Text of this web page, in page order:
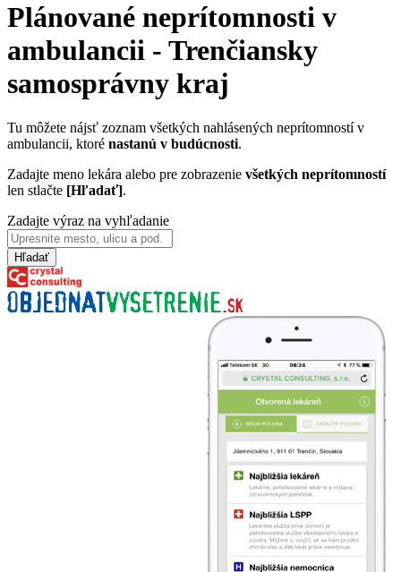
Plánované neprítomnosti v
ambulancii - Trenčiansky
samosprávny kraj
Tu môžete nájsť zoznam všetkých nahlásených neprítomností v
ambulancii, ktoré nastanú v budúcnosti.
Zadajte meno lekára alebo pre zobrazenie všetkých neprítomností
len stlačte [Hľadať].
Zadajte výraz na vyhľadanie
Hľadať